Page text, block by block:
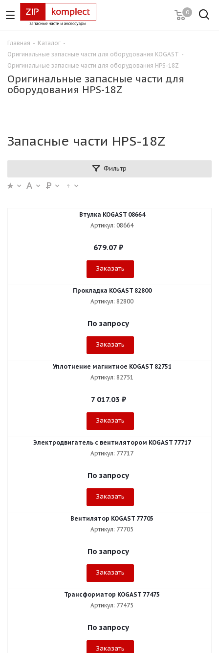
0
Главная - Каталог -
Оригинальные запасные части для оборудования KOGAST -
Оригинальные запасные части для оборудования HPS-18Z
Оригинальные запасные части для
оборудования HPS-18Z
Запасные части HPS-18Z
Фильтр
Втулка KOGAST 08664
Артикул: 08664
679.07 ₽
Заказать
Прокладка KOGAST 82800
Артикул: 82800
По запросу
Заказать
Уплотнение магнитное KOGAST 82751
Артикул: 82751
7 017.03 ₽
Заказать
Электродвигатель с вентилятором KOGAST 77717
Артикул: 77717
По запросу
Заказать
Вентилятор KOGAST 77705
Артикул: 77705
По запросу
Заказать
Трансформатор KOGAST 77475
Артикул: 77475
По запросу
Заказать